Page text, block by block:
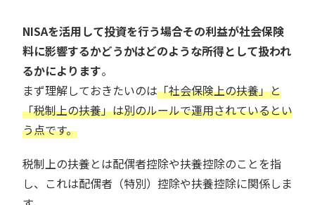
NISAを活用して投資を行う場合その利益が社会保険
料に影響するかどうかはどのような所得として扱われ
るかによります。
まず理解しておきたいのは「社会保険上の扶養」と
「税制上の扶養」は別のルールで運用されているとい
う点です。
税制上の扶養とは配偶者控除や扶養控除のことを指
し、これは配偶者（特別）控除や扶養控除に関係しま